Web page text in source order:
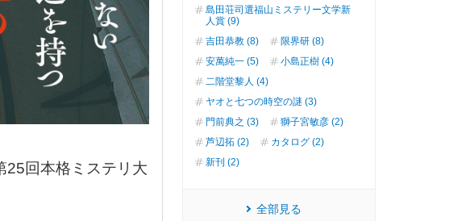
回本格ミステリ大
島田荘司選福山ミステリー文学新
人賞 (9)
吉田恭教 (8)
限界研 (8)
安萬純一 (5)
小島正樹 (4)
二階堂黎人 (4)
ヤオと七つの時空の謎 (3)
門前典之 (3)
獅子宮敏彦 (2)
芦辺拓 (2)
カタログ (2)
新刊 (2)
全部見る